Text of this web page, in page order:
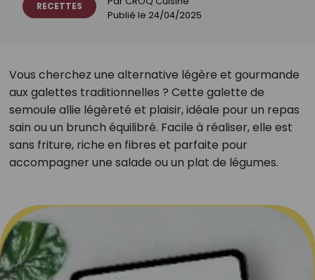
RECETTES
Publié le 24/04/2025
Vous cherchez une alternative légère et gourmande
aux galettes traditionnelles ? Cette galette de
semoule allie légèreté et plaisir, idéale pour un repas
sain ou un brunch équilibré. Facile à réaliser, elle est
sans friture, riche en fibres et parfaite pour
accompagner une salade ou un plat de légumes.